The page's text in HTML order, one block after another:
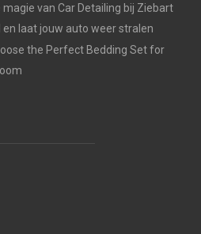
magie van Car Detailing bij Ziebart
en laat jouw auto weer stralen
the Perfect Bedding Set for